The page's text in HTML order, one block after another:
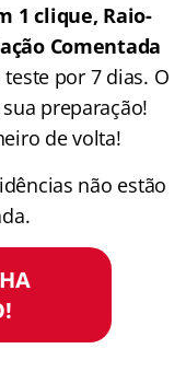
1 clique, Raio-
Comentada
teste por 7 dias. O
preparação!
de volta!
não estão